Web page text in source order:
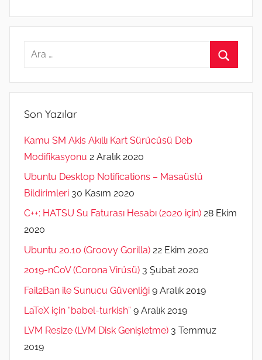
Arama:
Son Yazılar
Kamu SM Akis Akıllı Kart Sürücüsü Deb
Modifikasyonu 2 Aralık 2020
Ubuntu Desktop Notifications – Masaüstü
Bildirimleri 30 Kasım 2020
C++: HATSU Su Faturası Hesabı (2020 için) 28 Ekim
2020
Ubuntu 20.10 (Groovy Gorilla) 22 Ekim 2020
2019-nCoV (Corona Virüsü) 3 Şubat 2020
Fail2Ban ile Sunucu Güvenliği 9 Aralık 2019
LaTeX için “babel-turkish” 9 Aralık 2019
LVM Resize (LVM Disk Genişletme) 3 Temmuz
2019